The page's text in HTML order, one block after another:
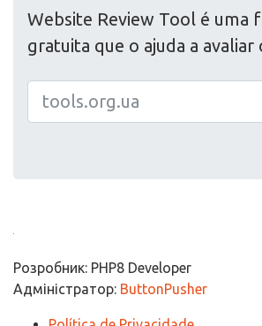
Website Review Tool é uma
gratuita que o ajuda a avaliar
Розробник: PHP8 Developer
Адміністратор: ButtonPusher